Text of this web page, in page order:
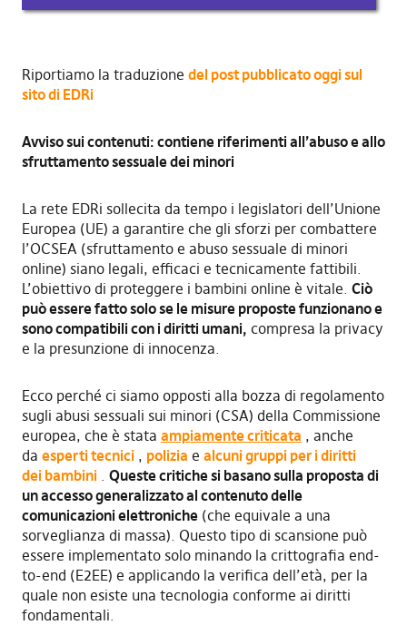
Riportiamo la traduzione del post pubblicato oggi sul
sito di EDRi
Avviso sui contenuti: contiene riferimenti all’abuso e allo
sfruttamento sessuale dei minori
La rete EDRi sollecita da tempo i legislatori dell’Unione
Europea (UE) a garantire che gli sforzi per combattere
l’OCSEA (sfruttamento e abuso sessuale di minori
online) siano legali, efficaci e tecnicamente fattibili.
L’obiettivo di proteggere i bambini online è vitale. Ciò
può essere fatto solo se le misure proposte funzionano e
sono compatibili con i diritti umani, compresa la privacy
e la presunzione di innocenza.
Ecco perché ci siamo opposti alla bozza di regolamento
sugli abusi sessuali sui minori (CSA) della Commissione
europea, che è stata ampiamente criticata , anche
da esperti tecnici , polizia e alcuni gruppi per i diritti
dei bambini
Queste critiche si basano sulla proposta di
un accesso generalizzato al contenuto delle
comunicazioni elettroniche(che equivale a una
sorveglianza di massa). Questo tipo di scansione può
essere implementato solo minando la crittografia end-
to-end (E2EE) e applicando la verifica dell’età, per la
quale non esiste una tecnologia conforme ai diritti
fondamentali.